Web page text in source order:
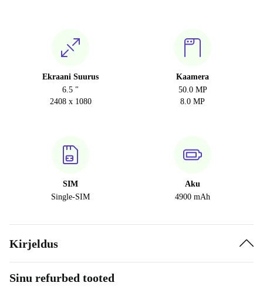
Ekraani Suurus
6.5 "
2408 x 1080
Kaamera
50.0 MP
8.0 MP
SIM
Single-SIM
Aku
4900 mAh
Kirjeldus
Sinu refurbed tooted